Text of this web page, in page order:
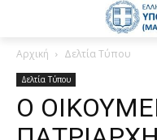
Αρχική Δελτία Τύπου
Δελτία Τύπου
Ο